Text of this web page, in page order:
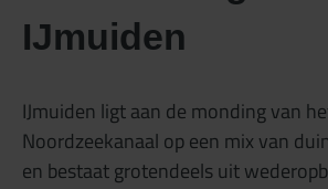
IJmuiden
IJmuiden ligt aan de monding van
Noordzeekanaal op een mix van
en bestaat grotendeels uit